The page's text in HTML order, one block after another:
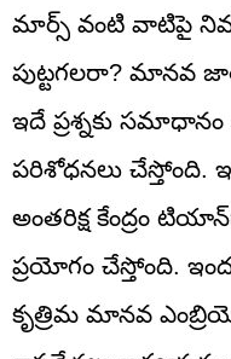
మార్స్ వంటి వాటిపై
పుట్టగలరా? మానవ
ఇదే ప్రశ్నకు
పరిశోధనలు
అంతరిక్ష కేంద్రం
ప్రయోగం చేస్తోంది.
కృత్రిమ మానవ